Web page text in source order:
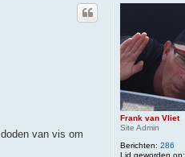
Frank van Vliet
Site Admin
Berichten: 286
Lid geworden op:
van vis om